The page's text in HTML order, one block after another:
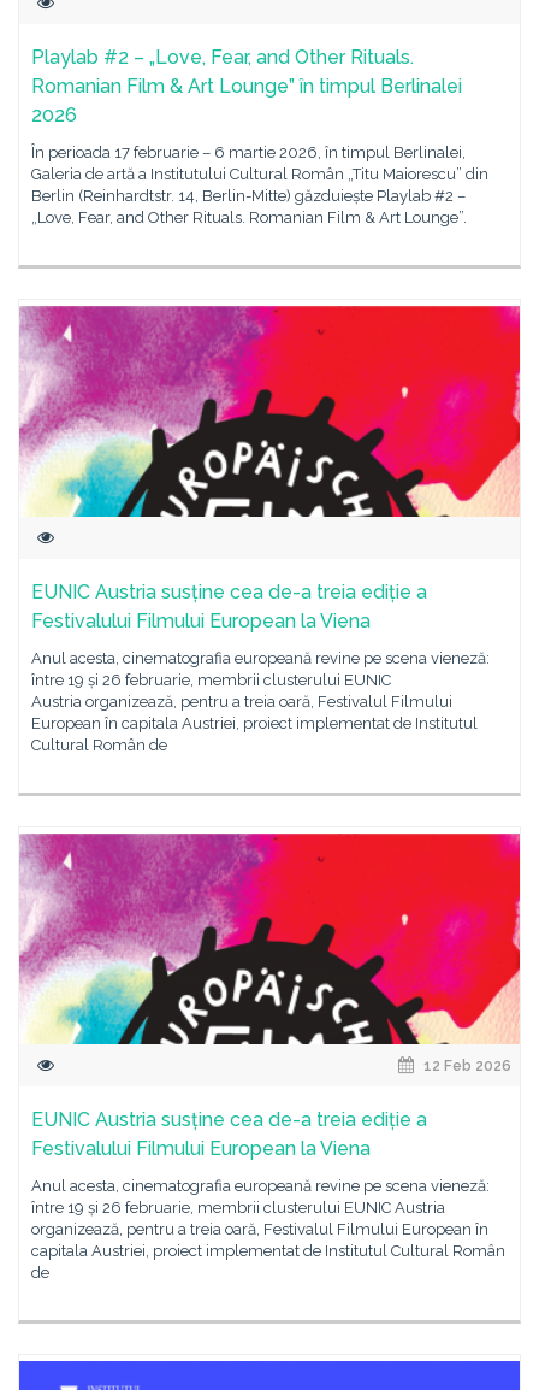
Playlab #2 – „Love, Fear, and Other Rituals.
Romanian Film & Art Lounge” în timpul Berlinalei
2026
În perioada 17 februarie – 6 martie 2026, în timpul Berlinalei,
Galeria de artă a Institutului Cultural Român „Titu Maiorescu” din
Berlin (Reinhardtstr. 14, Berlin-Mitte) găzduiește Playlab #2 –
„Love, Fear, and Other Rituals. Romanian Film & Art Lounge”.
EUNIC Austria susține cea de-a treia ediție a
Festivalului Filmului European la Viena
Anul acesta, cinematografia europeană revine pe scena vieneză:
între 19 și 26 februarie, membrii clusterului EUNIC
Austria organizează, pentru a treia oară, Festivalul Filmului
European în capitala Austriei, proiect implementat de Institutul
Cultural Român de
12 Feb 2026
EUNIC Austria susține cea de-a treia ediție a
Festivalului Filmului European la Viena
Anul acesta, cinematografia europeană revine pe scena vieneză:
între 19 și 26 februarie, membrii clusterului EUNIC Austria
organizează, pentru a treia oară, Festivalul Filmului European în
capitala Austriei, proiect implementat de Institutul Cultural Român
de